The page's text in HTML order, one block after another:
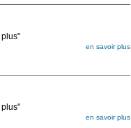
plus"
en savoir plus
plus"
en savoir plus